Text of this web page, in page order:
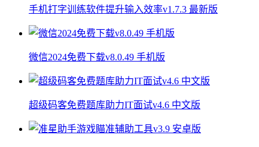
手机打字训练软件提升输入效率v1.7.3 最新版
微信2024免费下载v8.0.49 手机版
超级码客免费题库助力IT面试v4.6 中文版